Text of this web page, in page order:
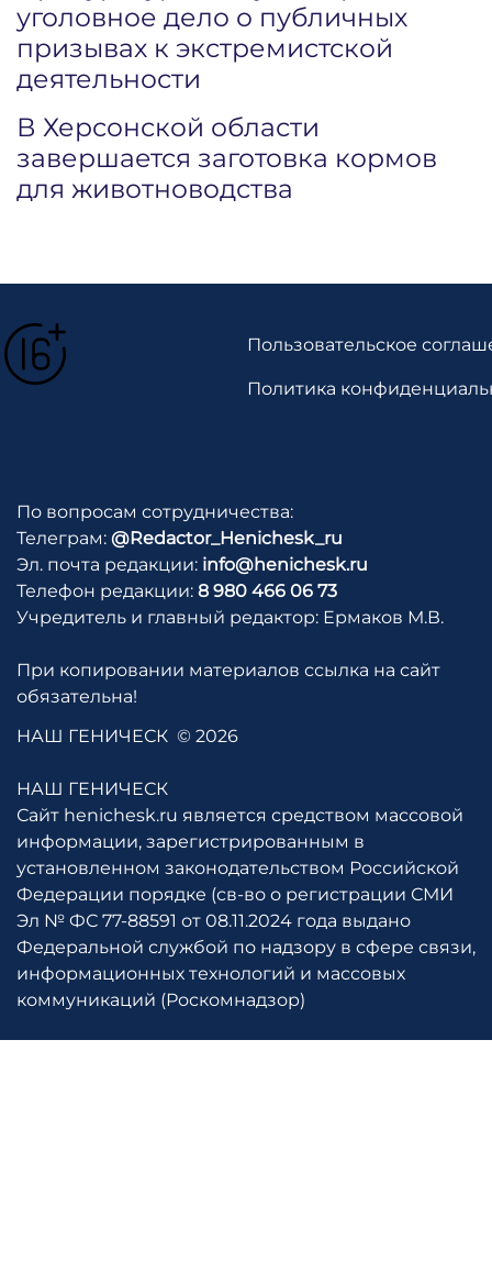
уголовное дело о публичных
призывах к экстремистской
деятельности
В Херсонской области
завершается заготовка кормов
для животноводства
Пользовательское
Политика
По вопросам сотрудничества:
Телеграм: @Redactor_Henichesk_ru
Эл. почта редакции: info@henichesk.ru
Телефон редакции: 8 980 466 06 73
Учредитель и главный редактор: Ермаков М.В.
При копировании материалов ссылка на сайт
обязательна!
НАШ ГЕНИЧЕСК © 2026
НАШ ГЕНИЧЕСК
Сайт henichesk.ru является средством массовой
информации, зарегистрированным в
установленном законодательством Российской
Федерации порядке (св-во о регистрации СМИ
Эл № ФС 77-88591 от 08.11.2024 года выдано
Федеральной службой по надзору в сфере связи,
информационных технологий и массовых
коммуникаций (Роскомнадзор)